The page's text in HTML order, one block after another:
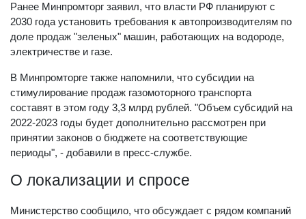
Ранее Минпромторг заявил, что власти РФ планируют с
2030 года установить требования к автопроизводителям по
доле продаж "зеленых" машин, работающих на водороде,
электричестве и газе.
В Минпромторге также напомнили, что субсидии на
стимулирование продаж газомоторного транспорта
составят в этом году 3,3 млрд рублей. "Объем субсидий на
2022-2023 годы будет дополнительно рассмотрен при
принятии законов о бюджете на соответствующие
периоды", - добавили в пресс-службе.
О локализации и спросе
Министерство сообщило, что обсуждает с рядом компаний